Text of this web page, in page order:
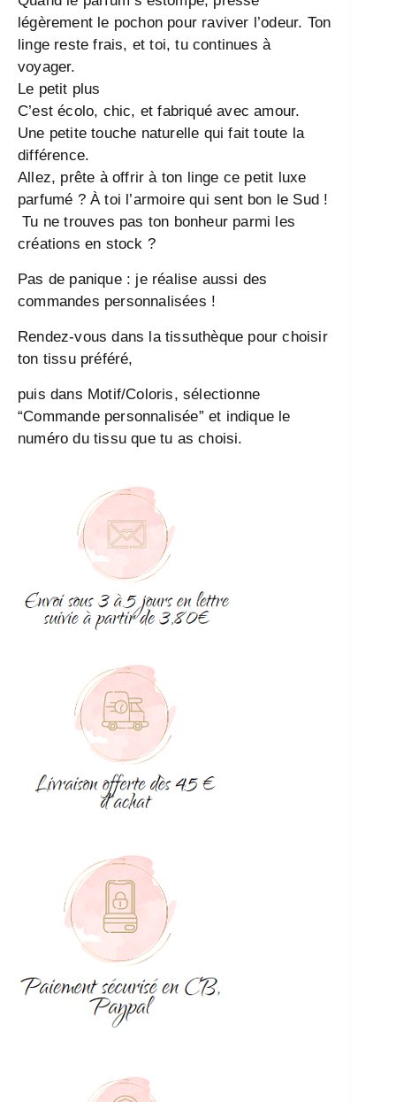
légèrement le pochon pour raviver l’odeur. Ton
linge reste frais, et toi, tu continues à
voyager.
Le petit plus
C’est écolo, chic, et fabriqué avec amour.
Une petite touche naturelle qui fait toute la
différence.
Allez, prête à offrir à ton linge ce petit luxe
parfumé ? À toi l’armoire qui sent bon le Sud !
Tu ne trouves pas ton bonheur parmi les
créations en stock ?
Pas de panique : je réalise aussi des
commandes personnalisées !
Rendez-vous dans la tissuthèque pour choisir
ton tissu préféré,
puis dans Motif/Coloris, sélectionne
“Commande personnalisée” et indique le
numéro du tissu que tu as choisi.